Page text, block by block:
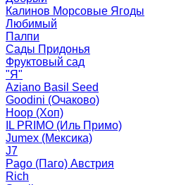
Калинов Морсовые Ягоды
Любимый
Палпи
Сады Придонья
Фруктовый сад
"Я"
Aziano Basil Seed
Goodini (Очаково)
Hoop (Хоп)
IL PRIMO (Иль Примо)
Jumex (Мексика)
J7
Pago (Паго) Австрия
Rich